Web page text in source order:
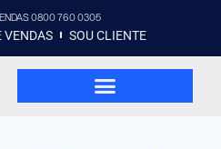
0800 760 0305
VENDAS SOU CLIENTE